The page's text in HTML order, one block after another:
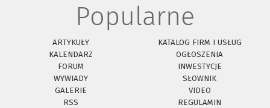
Popularne
ARTYKUŁY
KATALOG FIRM I USŁUG
KALENDARZ
OGŁOSZENIA
FORUM
INWESTYCJE
WYWIADY
SŁOWNIK
GALERIE
VIDEO
RSS
REGULAMIN